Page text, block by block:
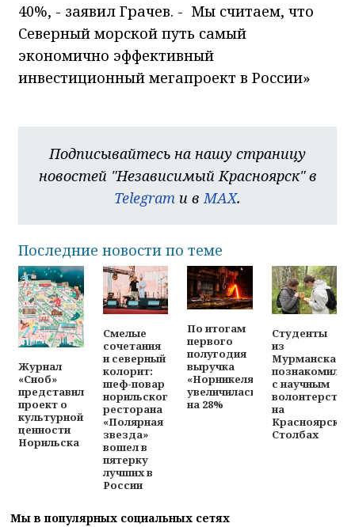
40%, - заявил Грачев. - Мы считаем, что
Северный морской путь самый
экономично эффективный
инвестиционный мегапроект в России»
Подписывайтесь на нашу страницу
новостей "Независимый Красноярск" в
Telegram и в MAX.
Последние новости по теме
Журнал
«Сноб»
представил
проект о
культурной
ценности
Норильска
Смелые
сочетания
и северный
колорит:
шеф-повар
норильского
ресторана
«Полярная
звезда»
вошел в
пятерку
лучших в
России
По итогам
первого
полугодия
выручка
«Норникеля»
увеличилась
на 28%
Студенты
из
Мурманска
с научным
на
Красноярских
Столбах
Мы в популярных социальных сетях